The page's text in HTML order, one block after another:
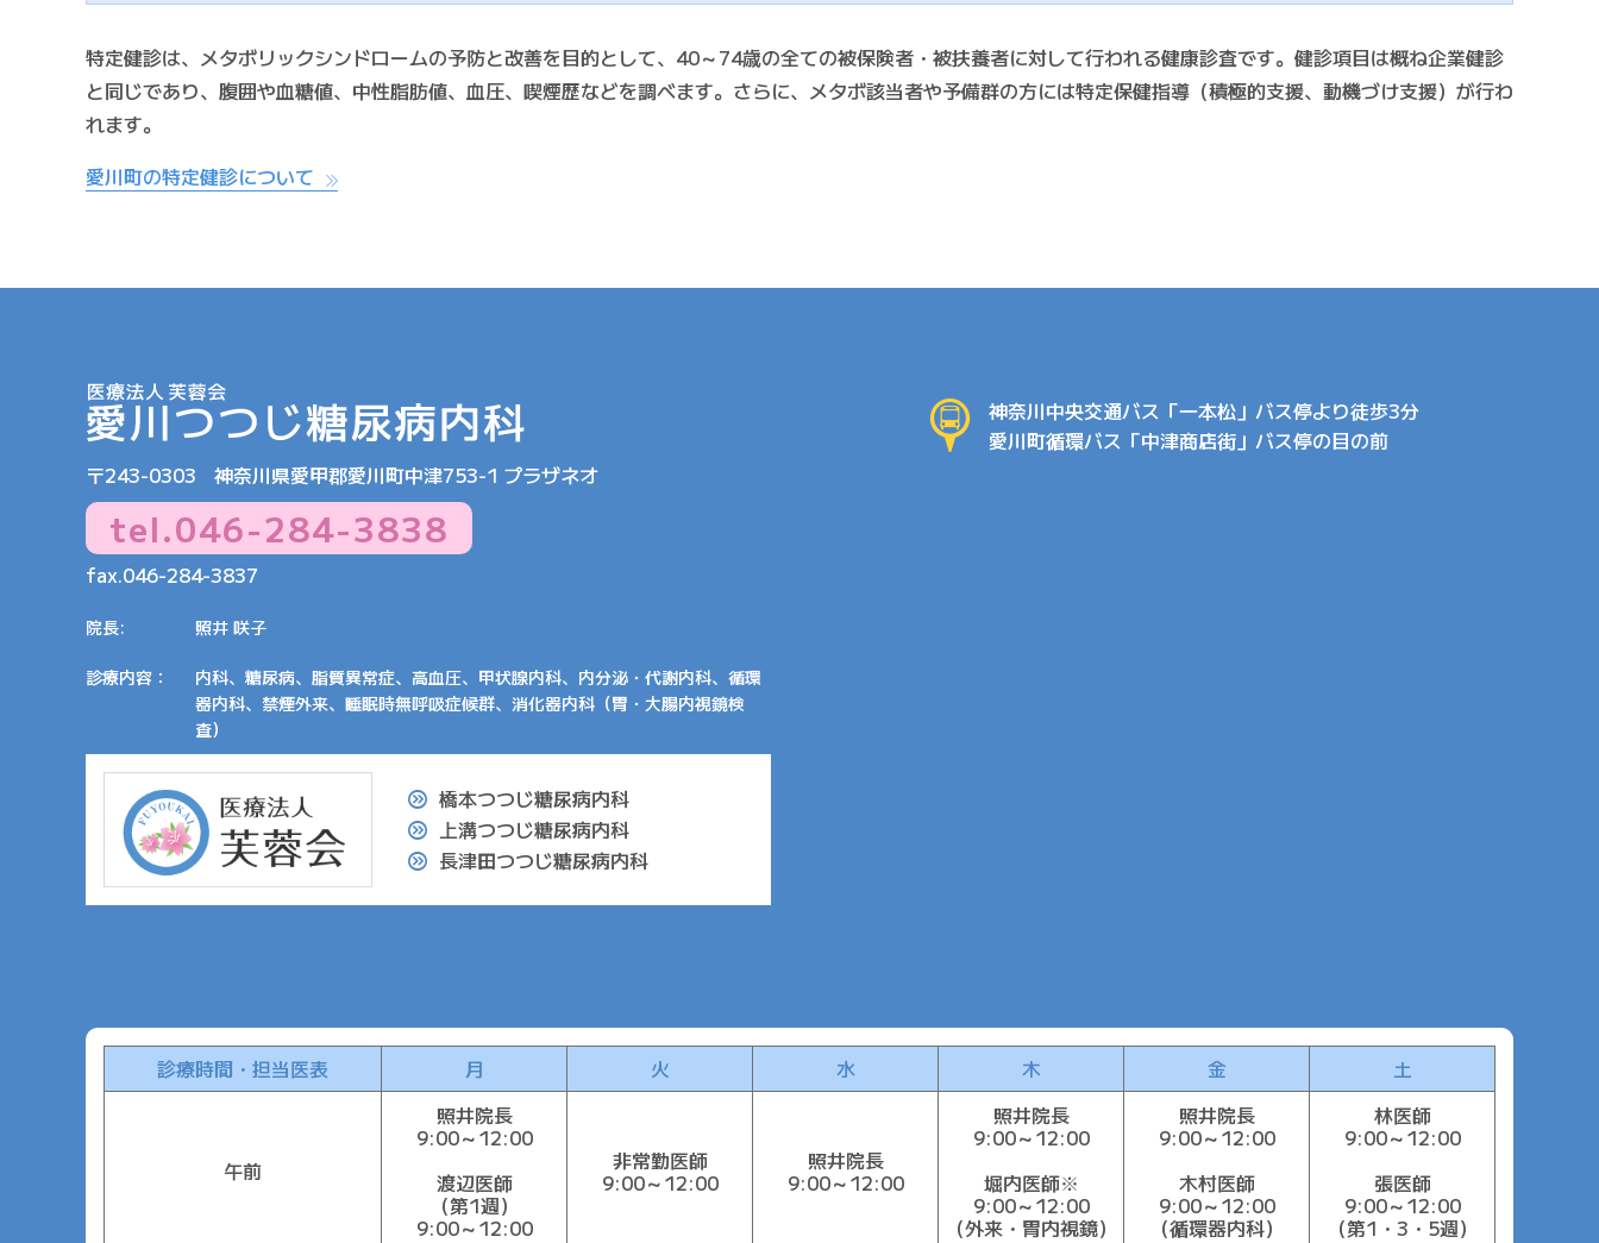
特定健診は、メタボリックシンドロームの予防と改善を目的として、40～74歳の全ての被保険者・被扶養者に対して行われる健康診査です。健診項目は概ね企業健診
と同じであり、腹囲や血糖値、中性脂肪値、血圧、喫煙歴などを調べます。さらに、メタボ該当者や予備群の方には特定保健指導（積極的支援、動機づけ支援）が行わ
れます。
愛川町の特定健診について
〒243-0303 神奈川県愛甲郡愛川町中津753-1 プラザネオ
tel.046-284-3838
fax.046-284-3837
院長: 照井 咲子
診療内容：
内科、糖尿病、脂質異常症、高血圧、甲状腺内科、内分泌・代謝内科、循環
器内科、禁煙外来、睡眠時無呼吸症候群、消化器内科（胃・大腸内視鏡検
査）
橋本つつじ糖尿病内科
上溝つつじ糖尿病内科
長津田つつじ糖尿病内科
神奈川中央交通バス「一本松」バス停より徒歩3分
愛川町循環バス「中津商店街」バス停の目の前
診療時間・担当医表 月 火 水 木 金 土
午前
照井院長
9:00～12:00
渡辺医師
（第1週）
9:00～12:00
非常勤医師
9:00～12:00
照井院長
9:00～12:00
照井院長
9:00～12:00
堀内医師※
9:00～12:00
（外来・胃内視鏡）
照井院長
9:00～12:00
木村医師
9:00～12:00
（循環器内科）
林医師
9:00～12:00
張医師
9:00～12:00
（第1・3・5週）